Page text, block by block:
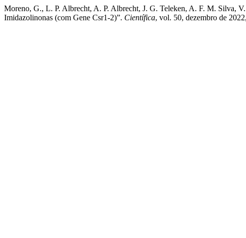
Moreno, G., L. P. Albrecht, A. P. Albrecht, J. G. Teleken, A. F. M. Silva,
Imidazolinonas (com Gene Csr1-2)”. Científica, vol. 50, dezembro de